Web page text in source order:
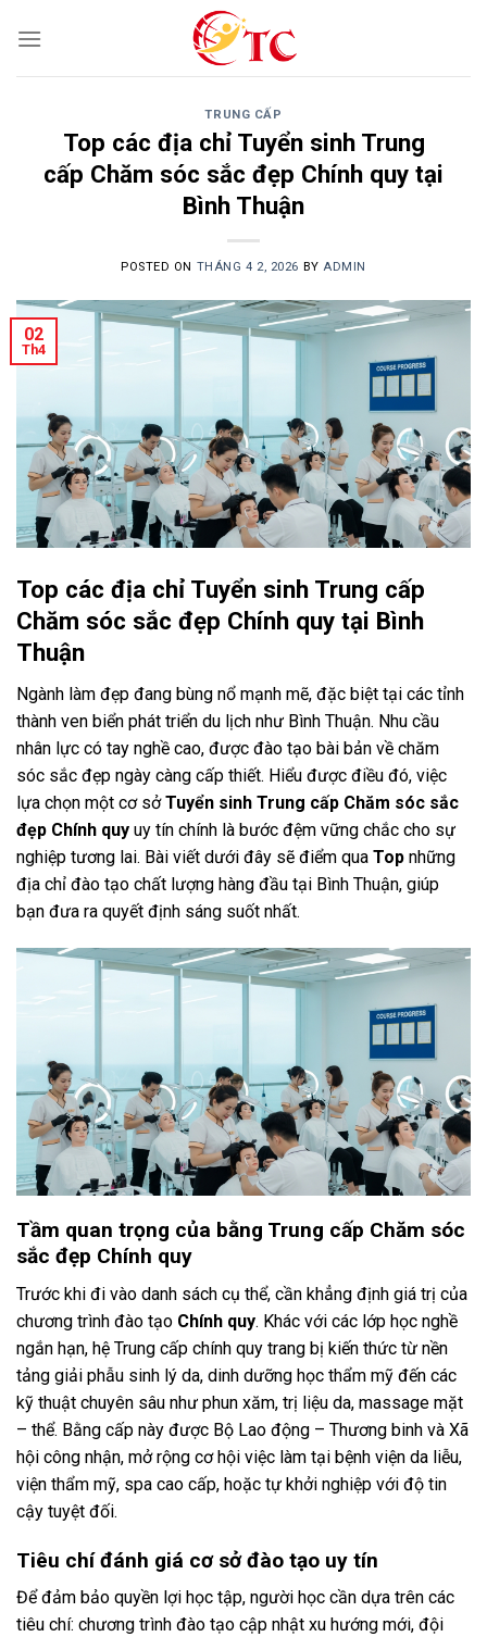
TRUNG CẤP
Top các địa chỉ Tuyển sinh Trung
cấp Chăm sóc sắc đẹp Chính quy tại
Bình Thuận
POSTED ON THÁNG 4 2, 2026 BY ADMIN
02
Th4
Top các địa chỉ Tuyển sinh Trung cấp
Chăm sóc sắc đẹp Chính quy tại Bình
Thuận
Ngành làm đẹp đang bùng nổ mạnh mẽ, đặc biệt tại các tỉnh
thành ven biển phát triển du lịch như Bình Thuận. Nhu cầu
nhân lực có tay nghề cao, được đào tạo bài bản về chăm
sóc sắc đẹp ngày càng cấp thiết. Hiểu được điều đó, việc
lựa chọn một cơ sởTuyển sinh Trung cấp Chăm sóc sắc
đẹp Chính quy uy tín chính là bước đệm vững chắc cho sự
nghiệp tương lai. Bài viết dưới đây sẽ điểm qua Top những
địa chỉ đào tạo chất lượng hàng đầu tại Bình Thuận, giúp
bạn đưa ra quyết định sáng suốt nhất.
Tầm quan trọng của bằng Trung cấp Chăm sóc
sắc đẹp Chính quy
Trước khi đi vào danh sách cụ thể, cần khẳng định giá trị của
chương trình đào tạo Chính quy. Khác với các lớp học nghề
ngắn hạn, hệ Trung cấp chính quy trang bị kiến thức từ nền
tảng giải phẫu sinh lý da, dinh dưỡng học thẩm mỹ đến các
kỹ thuật chuyên sâu như phun xăm, trị liệu da, massage mặt
– thể. Bằng cấp này được Bộ Lao động – Thương binh và Xã
hội công nhận, mở rộng cơ hội việc làm tại bệnh viện da liễu,
viện thẩm mỹ, spa cao cấp, hoặc tự khởi nghiệp với độ tin
cậy tuyệt đối.
Tiêu chí đánh giá cơ sở đào tạo uy tín
Để đảm bảo quyền lợi học tập, người học cần dựa trên các
tiêu chí: chương trình đào tạo cập nhật xu hướng mới, đội